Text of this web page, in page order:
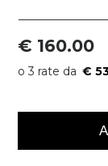
€ 160.00
€